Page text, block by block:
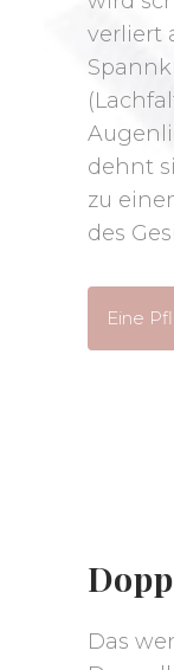
verliert
dehnt
zu
des
Eine
Das